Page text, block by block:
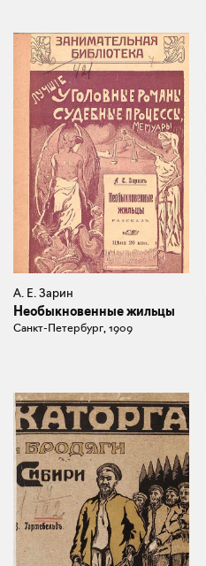
А. Е. Зарин
Необыкновенные жильцы
Санкт-Петербург, 1909